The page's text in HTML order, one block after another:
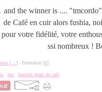
and the winner is ....
de Café en cuir alors fushia,
pour votre fidélité, votre
ssi nombreux !
[ …] - Permalien [#]
,jeu ,bracelet grain de café